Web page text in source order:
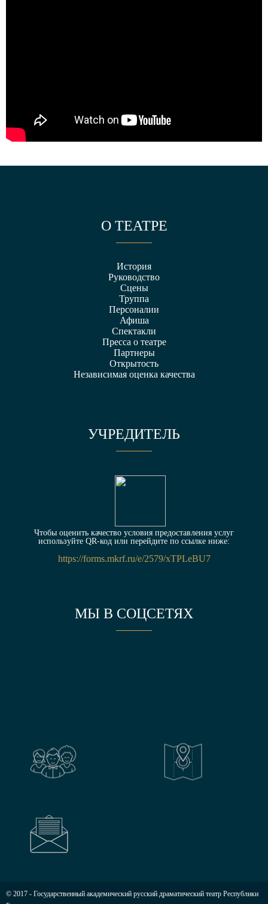
О ТЕАТРЕ
История
Руководство
Сцены
Труппа
Персоналии
Афиша
Спектакли
Пресса о театре
Партнеры
Открытость
Независимая оценка качества
УЧРЕДИТЕЛЬ
Чтобы оценить качество условия предоставления услуг
используйте QR-код или перейдите по ссылке ниже:
https://forms.mkrf.ru/e/2579/xTPLeBU7
МЫ В СОЦСЕТЯХ
© 2017 - Государственный академический русский драматический театр Республики